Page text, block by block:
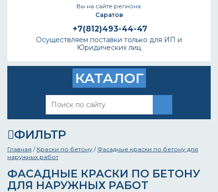
Вы на сайте региона:
Саратов
+7(812)493-44-47
Осуществляем поставки только для ИП и
Юридических лиц
КАТАЛОГ
ФИЛЬТР
Главная / Краски по бетону / Фасадные краски по бетону для
наружных работ
ФАСАДНЫЕ КРАСКИ ПО БЕТОНУ
ДЛЯ НАРУЖНЫХ РАБОТ